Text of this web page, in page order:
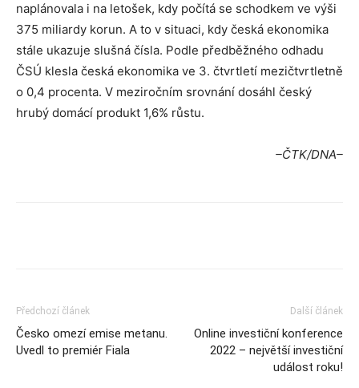
naplánovala i na letošek, kdy počítá se schodkem ve výši
375 miliardy korun. A to v situaci, kdy česká ekonomika
stále ukazuje slušná čísla. Podle předběžného odhadu
ČSÚ klesla česká ekonomika ve 3. čtvrtletí mezičtvrtletně
o 0,4 procenta. V meziročním srovnání dosáhl český
hrubý domácí produkt 1,6% růstu.
–ČTK/DNA–
Předchozí článek
Česko omezí emise metanu.
Uvedl to premiér Fiala
Další článek
Online investiční konference
2022 – největší investiční
událost roku!